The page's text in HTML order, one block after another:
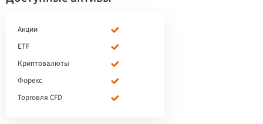
Акции
ETF
Криптовалюты
Форекс
Торговля CFD